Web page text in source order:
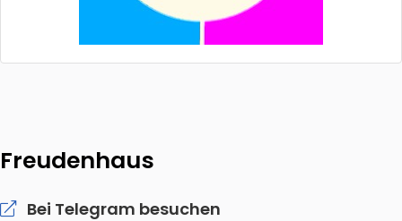
Freudenhaus
Bei Telegram besuchen